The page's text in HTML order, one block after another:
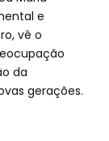
e
vê o
da
gerações.